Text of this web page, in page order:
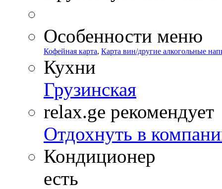
Особенности меню
Кофейная карта, Карта вин/другие алкогольные
Кухни
Грузинская
relax.ge рекомендует
Отдохнуть в
Кондиционер
есть